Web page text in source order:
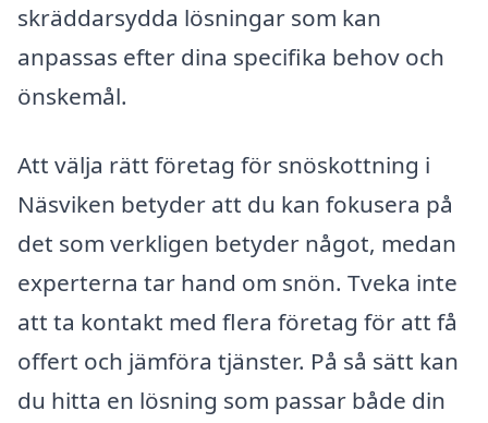
skräddarsydda lösningar som kan
anpassas efter dina specifika behov och
önskemål.
Att välja rätt företag för snöskottning i
Näsviken betyder att du kan fokusera på
det som verkligen betyder något, medan
experterna tar hand om snön. Tveka inte
att ta kontakt med flera företag för att få
offert och jämföra tjänster. På så sätt kan
du hitta en lösning som passar både din